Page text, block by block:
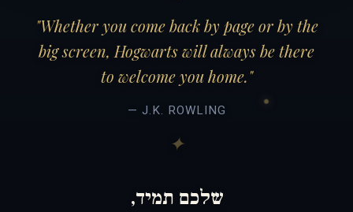
"Whether you come back by page or by the
big screen, Hogwarts will always be there
to welcome you home."
— J.K. ROWLING
שלכם תמיד,